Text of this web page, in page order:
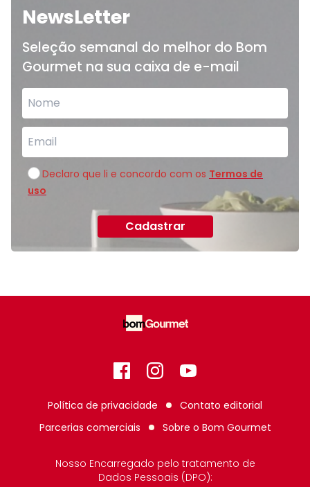
NewsLetter
Seleção semanal do melhor do Bom
Gourmet na sua caixa de e-mail
Declaro que li e concordo com os Termos de
uso
Cadastrar
FacebookInstagram
GitHub
Política de privacidade
Contato editorial
Parcerias comerciais
Sobre o Bom Gourmet
Nosso Encarregado pelo tratamento de
Dados Pessoais (DPO):